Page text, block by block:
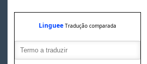
Linguee Tradução comparada